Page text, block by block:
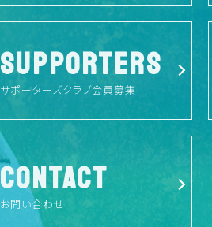
SUPPORTERS
サポーターズクラブ会員募集
CONTACT
お問い合わせ